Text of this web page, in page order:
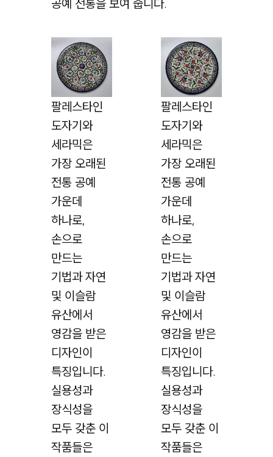
공예 전통을 보여 줍니다.
팔레스타인
도자기와
세라믹은
가장 오래된
전통 공예
가운데
하나로,
손으로
만드는
기법과 자연
및 이슬람
유산에서
영감을 받은
디자인이
특징입니다.
실용성과
장식성을
모두 갖춘 이
작품들은
팔레스타인
도자기와
세라믹은
가장 오래된
전통 공예
가운데
하나로,
손으로
만드는
기법과 자연
및 이슬람
유산에서
영감을 받은
디자인이
특징입니다.
실용성과
장식성을
모두 갖춘 이
작품들은